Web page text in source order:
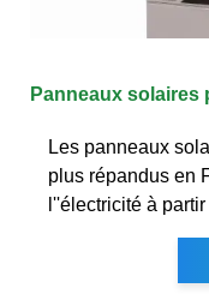
Panneaux
Les panneaux
plus répandus en
l''électricité à